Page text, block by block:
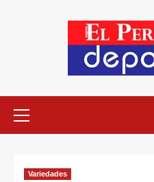
Variedades